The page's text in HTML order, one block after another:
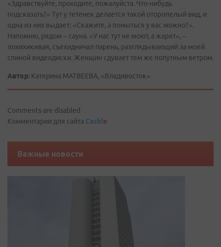
«Здравствуйте, проходите, пожалуйста. Что-нибудь
подсказать?» Тут у тетенек делается такой оторопелый вид, и
одна из них выдает: «Скажите, а помыться у вас можно?».
Напомню, рядом – сауна. «У нас тут не моют, а жарят», –
похихикивая, съехидничал парень, разглядывающий за моей
спиной видеодиски. Женщин сдувает тем же попутным ветром.
Автор: Катерина МАТВЕЕВА, «Владивосток»
Comments are disabled
Комментарии для сайта Cackle
Важные новости